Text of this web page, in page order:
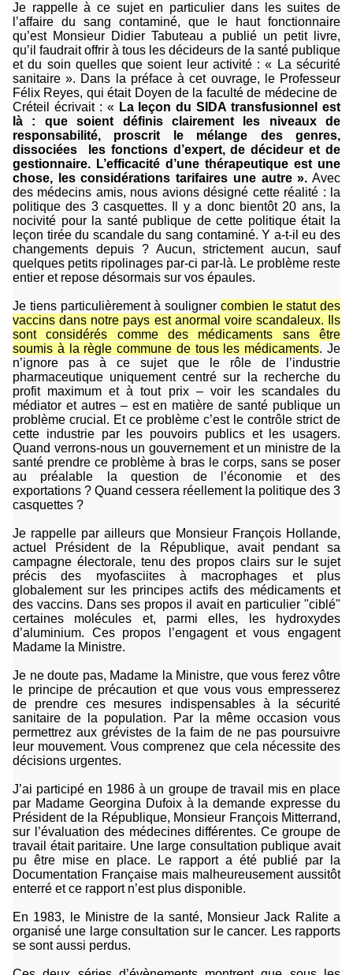
Je rappelle à ce sujet en particulier dans les suites de
l’affaire du sang contaminé, que le haut fonctionnaire
qu’est Monsieur Didier Tabuteau a publié un petit livre,
qu’il faudrait offrir à tous les décideurs de la santé publique
et du soin quelles que soient leur activité : « La sécurité
sanitaire ». Dans la préface à cet ouvrage, le Professeur
Félix Reyes, qui était Doyen de la faculté de médecine de
Créteil écrivait : « La leçon du SIDA transfusionnel est
là : que soient définis clairement les niveaux de
responsabilité, proscrit le mélange des genres,
dissociées
les fonctions d’expert, de décideur et de
gestionnaire. L’efficacité d’une thérapeutique est une
chose, les considérations tarifaires une autre ». Avec
des médecins amis, nous avions désigné cette réalité : la
politique des 3 casquettes. Il y a donc bientôt 20 ans, la
nocivité pour la santé publique de cette politique était la
leçon tirée du scandale du sang contaminé. Y a-t-il eu des
changements depuis ? Aucun, strictement aucun, sauf
quelques petits ripolinages par-ci par-là. Le problème reste
entier et repose désormais sur vos épaules.
Je tiens particulièrement à souligner combien le statut des
vaccins dans notre pays est anormal voire scandaleux. Ils
sont considérés comme des médicaments sans être
soumis à la règle commune de tous les médicaments. Je
n’ignore pas à ce sujet que le rôle de l’industrie
pharmaceutique uniquement centré sur la recherche du
profit maximum et à tout prix – voir les scandales du
médiator et autres – est en matière de santé publique un
problème crucial. Et ce problème c’est le contrôle strict de
cette industrie par les pouvoirs publics et les usagers.
Quand verrons-nous un gouvernement et un ministre de la
santé prendre ce problème à bras le corps, sans se poser
au préalable la question de l’économie et des
exportations ? Quand cessera réellement la politique des 3
casquettes ?
Je rappelle par ailleurs que Monsieur François Hollande,
actuel Président de la République, avait pendant sa
campagne électorale, tenu des propos clairs sur le sujet
précis des myofasciites à macrophages et plus
globalement sur les principes actifs des médicaments et
des vaccins. Dans ses propos il avait en particulier "ciblé"
certaines molécules et, parmi elles, les hydroxydes
d’aluminium. Ces propos l’engagent et vous engagent
Madame la Ministre.
Je ne doute pas, Madame la Ministre, que vous ferez vôtre
le principe de précaution et que vous vous empresserez
de prendre ces mesures indispensables à la sécurité
sanitaire de la population. Par la même occasion vous
permettrez aux grévistes de la faim de ne pas poursuivre
leur mouvement. Vous comprenez que cela nécessite des
décisions urgentes.
J’ai participé en 1986 à un groupe de travail mis en place
par Madame Georgina Dufoix à la demande expresse du
Président de la République, Monsieur François Mitterrand,
sur l’évaluation des médecines différentes. Ce groupe de
travail était paritaire. Une large consultation publique avait
pu être mise en place. Le rapport a été publié par la
Documentation Française mais malheureusement aussitôt
enterré et ce rapport n’est plus disponible.
En 1983, le Ministre de la santé, Monsieur Jack Ralite a
organisé une large consultation sur le cancer. Les rapports
se sont aussi perdus.